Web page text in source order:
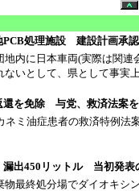
処理施設 建設計画承
内に日本車両(実際は関連
いとして、県として事実
を免除 与党、救済法案
ミ油症患者の救済特例法
漏出450リットル 当初発表
最終処分場でダイオキシ